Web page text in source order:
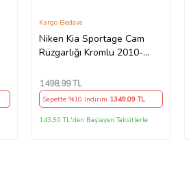
Niken Kia Sportage Cam
Rüzgarlığı Kromlu 2010-
Kargo Bedava
1498,99 TL
Sepette %10 İndirim 1349,09 TL
143,90 TL'den Başlayan Taksitlerle